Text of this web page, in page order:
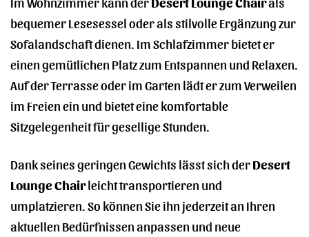
bequemer Lesesessel oder als stilvolle Ergänzung zur
Sofalandschaft dienen. Im Schlafzimmer bietet er
einen gemütlichen Platz zum Entspannen und Relaxen.
Auf der Terrasse oder im Garten lädt er zum Verweilen
im Freien ein und bietet eine komfortable
Sitzgelegenheit für gesellige Stunden.
Dank seines geringen Gewichts lässt sich derDesert
Lounge Chairleicht transportieren und
umplatzieren. So können Sie ihn jederzeit an Ihren
aktuellen Bedürfnissen anpassen und neue